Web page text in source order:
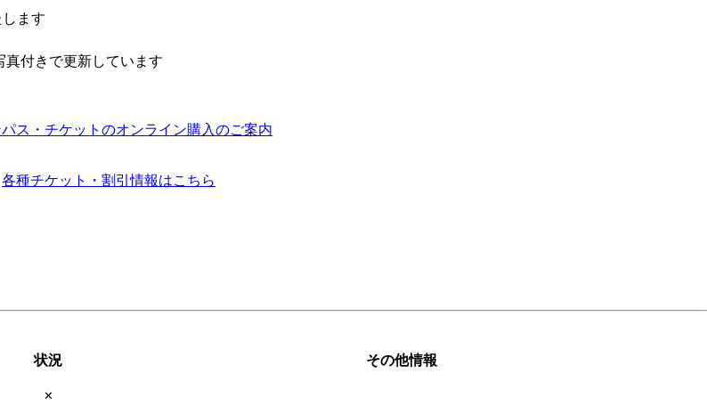
ます
真付きで更新しています
ス・チケットのオンライン購入のご案内
各種チケット・割引情報はこちら
状況 その他情報
✕